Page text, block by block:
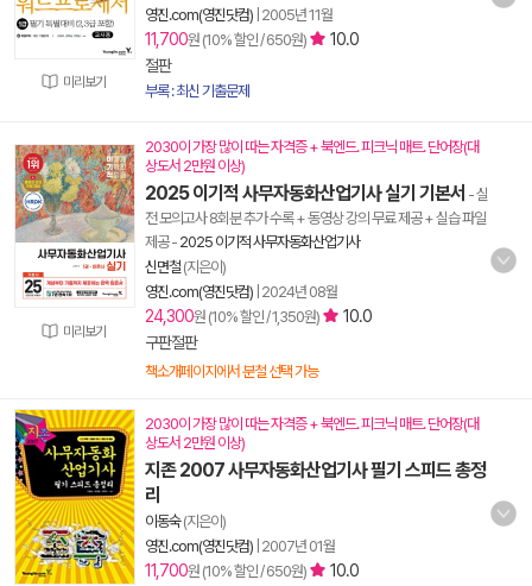
미리보기
영진.com(영진닷컴) 2005년 11월
11,700원 (10% 할인 / 650원)
10.0
절판
부록 : 최신 기출문제
미리보기
2030이 가장 많이 따는 자격증 + 북엔드. 피크닉 매트. 단어장(대
상도서 2만원 이상)
2025 이기적 사무자동화산업기사 실기 기본서 - 실
전 모의고사 8회분 추가 수록 + 동영상 강의 무료 제공 + 실습 파일
제공- 2025 이기적 사무자동화산업기사
신면철 (지은이)
영진.com(영진닷컴) 2024년 08월
24,300원 (10% 할인 / 1,350원)
10.0
구판절판
책소개페이지에서 분철 선택 가능
2030이 가장 많이 따는 자격증 + 북엔드. 피크닉 매트. 단어장(대
상도서 2만원 이상)
지존 2007 사무자동화산업기사 필기 스피드 총정
리
이동숙(지은이)
영진.com(영진닷컴) 2007년 01월
11,700원 (10% 할인 / 650원)
10.0